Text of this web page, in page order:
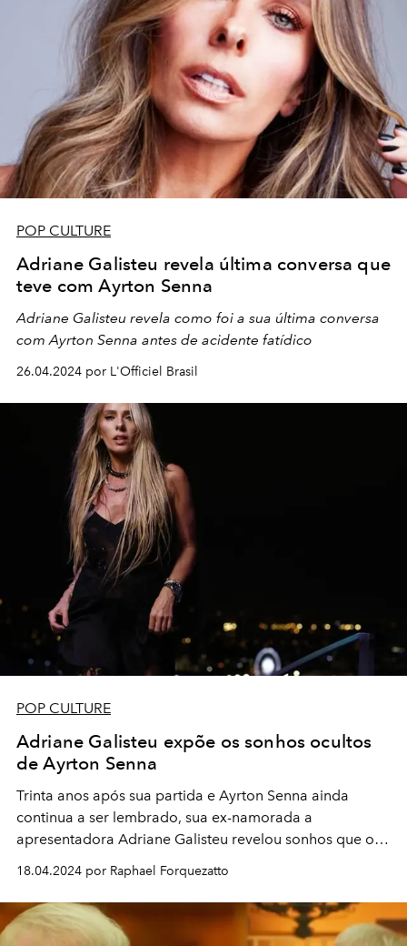
POP CULTURE
Adriane Galisteu revela última conversa que
teve com Ayrton Senna
Adriane Galisteu revela como foi a sua última conversa
com Ayrton Senna antes de acidente fatídico
26.04.2024 por L'Officiel Brasil
POP CULTURE
Adriane Galisteu expõe os sonhos ocultos
de Ayrton Senna
Trinta anos após sua partida e Ayrton Senna ainda
continua a ser lembrado, sua ex-namorada a
apresentadora Adriane Galisteu revelou sonhos que o
18.04.2024 por Raphael Forquezatto